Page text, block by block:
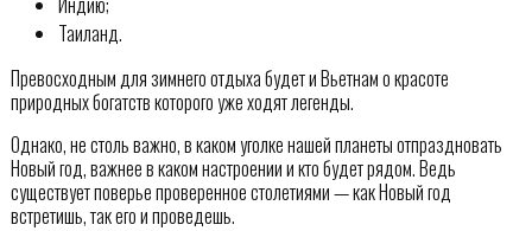
Таиланд.
Превосходным для зимнего отдыха будет и Вьетнам о красоте
природных богатств которого уже ходят легенды.
Однако, не столь важно, в каком уголке нашей планеты отпраздновать
Новый год, важнее в каком настроении и кто будет рядом. Ведь
существует поверье проверенное столетиями — как Новый год
встретишь, так его и проведешь.